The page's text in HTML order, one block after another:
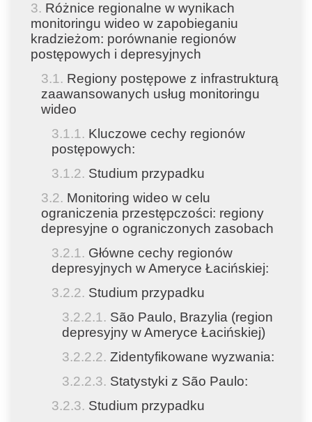
Różnice regionalne w wynikach
monitoringu wideo w zapobieganiu
kradzieżom: porównanie regionów
postępowych i depresyjnych
Regiony postępowe z infrastrukturą
zaawansowanych usług monitoringu
wideo
Kluczowe cechy regionów
postępowych:
Studium przypadku
Monitoring wideo w celu
ograniczenia przestępczości: regiony
depresyjne o ograniczonych zasobach
Główne cechy regionów
depresyjnych w Ameryce Łacińskiej:
Studium przypadku
São Paulo, Brazylia (region
depresyjny w Ameryce Łacińskiej)
Zidentyfikowane wyzwania:
Statystyki z São Paulo:
Studium przypadku